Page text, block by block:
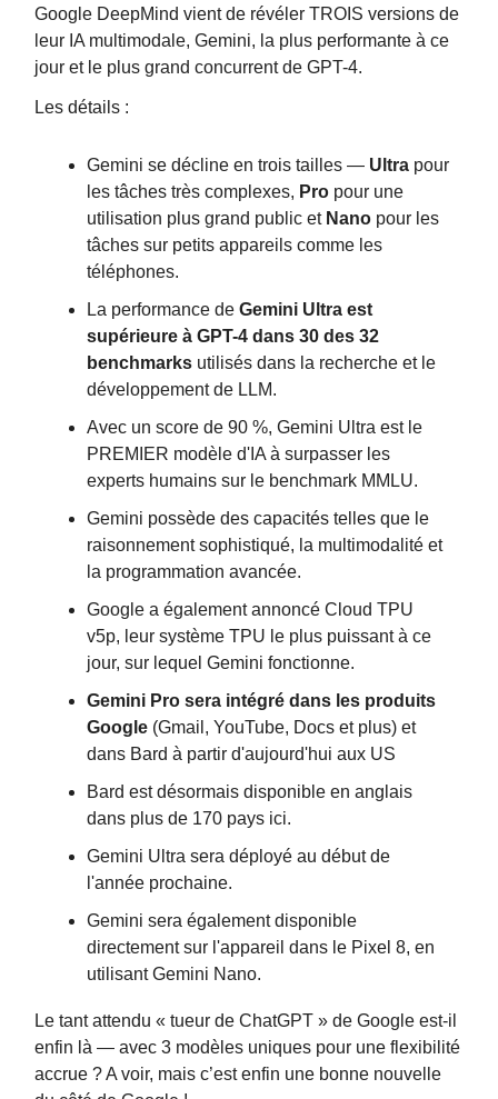
Google DeepMind vient de révéler TROIS versions de
leur IA multimodale, Gemini, la plus performante à ce
jour et le plus grand concurrent de GPT-4.
Les détails :
Gemini se décline en trois tailles — Ultra pour
les tâches très complexes, Pro pour une
utilisation plus grand public et Nano pour les
tâches sur petits appareils comme les
téléphones.
La performance de Gemini Ultra est
supérieure à GPT-4 dans 30 des 32
benchmarks utilisés dans la recherche et le
développement de LLM.
Avec un score de 90 %, Gemini Ultra est le
PREMIER modèle d'IA à surpasser les
experts humains sur le benchmark MMLU.
Gemini possède des capacités telles que le
raisonnement sophistiqué, la multimodalité et
la programmation avancée.
Google a également annoncé Cloud TPU
v5p, leur système TPU le plus puissant à ce
jour, sur lequel Gemini fonctionne.
Gemini Pro sera intégré dans les produits
Google (Gmail, YouTube, Docs et plus) et
dans Bard à partir d'aujourd'hui aux US
Bard est désormais disponible en anglais
dans plus de 170 pays ici.
Gemini Ultra sera déployé au début de
l'année prochaine.
Gemini sera également disponible
directement sur l'appareil dans le Pixel 8, en
utilisant Gemini Nano.
Le tant attendu « tueur de ChatGPT » de Google est-il
enfin là — avec 3 modèles uniques pour une flexibilité
accrue ? A voir, mais c’est enfin une bonne nouvelle